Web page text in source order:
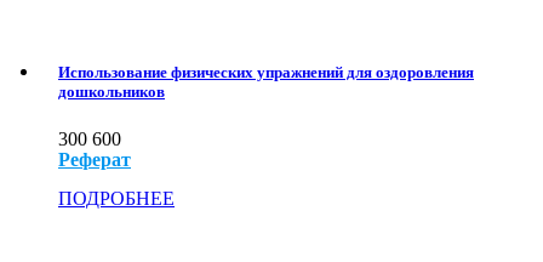
Использование физических упражнений для оздоровления
дошкольников
300 600
Реферат
ПОДРОБНЕЕ